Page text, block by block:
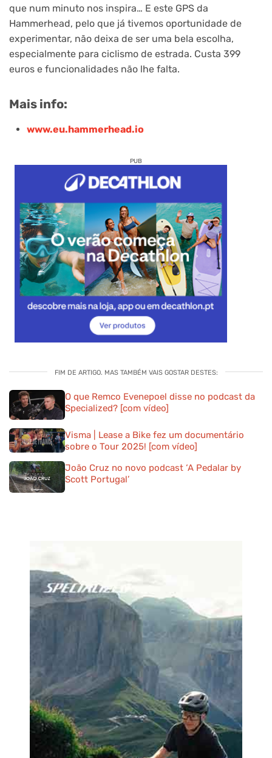
que num minuto nos inspira… E este GPS da
Hammerhead, pelo que já tivemos oportunidade de
experimentar, não deixa de ser uma bela escolha,
especialmente para ciclismo de estrada. Custa 399
euros e funcionalidades não lhe falta.
Mais info:
www.eu.hammerhead.io
PUB
FIM DE ARTIGO. MAS TAMBÉM VAIS GOSTAR DESTES:
O que Remco Evenepoel disse no podcast da
Specialized? [com vídeo]
Visma | Lease a Bike fez um documentário
sobre o Tour 2025! [com vídeo]
João Cruz no novo podcast ‘A Pedalar by
Scott Portugal’